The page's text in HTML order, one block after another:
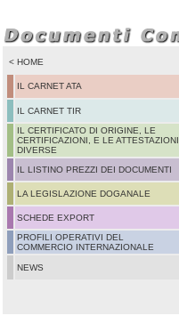
< HOME
IL CARNET ATA
IL CARNET TIR
IL CERTIFICATO DI ORIGINE, LE
CERTIFICAZIONI, E LE ATTESTAZIONI
DIVERSE
IL LISTINO PREZZI DEI DOCUMENTI
LA LEGISLAZIONE DOGANALE
SCHEDE EXPORT
PROFILI OPERATIVI DEL
COMMERCIO INTERNAZIONALE
NEWS